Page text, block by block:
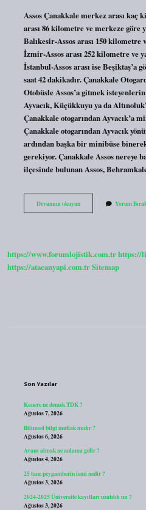
Assos Çanakkale merkez arası kaç
arası 86 kilometre ve merkeze göre
Balıkesir-Assos arası 150 kilometre
İzmir-Assos arası 252 kilometre ve
İstanbul-Assos arası ise Beşiktaş’a
saat 42 dakikadır. Çanakkale
Otobüsle Assos’a gitmek
Ayvacık, Küçükkuyu ya da
Çanakkale otogarından Ayvacık’a
Çanakkale otogarından Ayvacık
ardından başka bir minibüse
gerekiyor. Çanakkale Assos nereye
ilçesinde bulunan Assos,
Devamını okuyunÇanakkale
Assos
Yorum
https://www.forumlojistik.com.trhttps://
https://atacanyapi.com.trSitemap
Son Yazılar
Kanere ne demek TDK ?
Ağustos 7, 2026
Bilimsel bilgi mutlak mıdır ?
Ağustos 6, 2026
Avans almak ne anlama gelir ?
Ağustos 4, 2026
25 tane peygamberin ismi nedir ?
Ağustos 3, 2026
2024-2025 Üniversite kayıtları uzatıldı mı ?
Ağustos 3, 2026